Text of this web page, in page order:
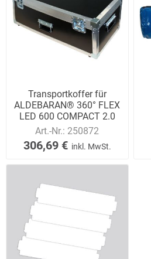
Transportkoffer für
ALDEBARAN® 360° FLEX
LED 600 COMPACT 2.0
Art.-Nr.: 250872
306,69 € inkl. MwSt.